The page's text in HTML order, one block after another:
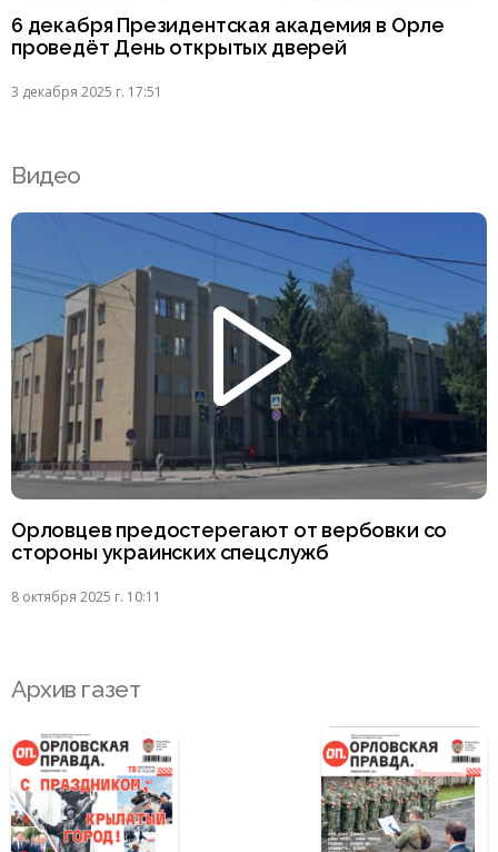
6 декабря Президентская академия в Орле
проведёт День открытых дверей
3 декабря 2025 г. 17:51
Видео
Орловцев предостерегают от вербовки со
стороны украинских спецслужб
8 октября 2025 г. 10:11
Архив газет